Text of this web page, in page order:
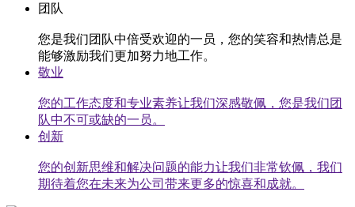
团队
您是我们团队中倍受欢迎的一员，您的笑容和热情总是
能够激励我们更加努力地工作。
敬业
您的工作态度和专业素养让我们深感敬佩，您是我们团
队中不可或缺的一员。
创新
您的创新思维和解决问题的能力让我们非常钦佩，我们
期待着您在未来为公司带来更多的惊喜和成就。